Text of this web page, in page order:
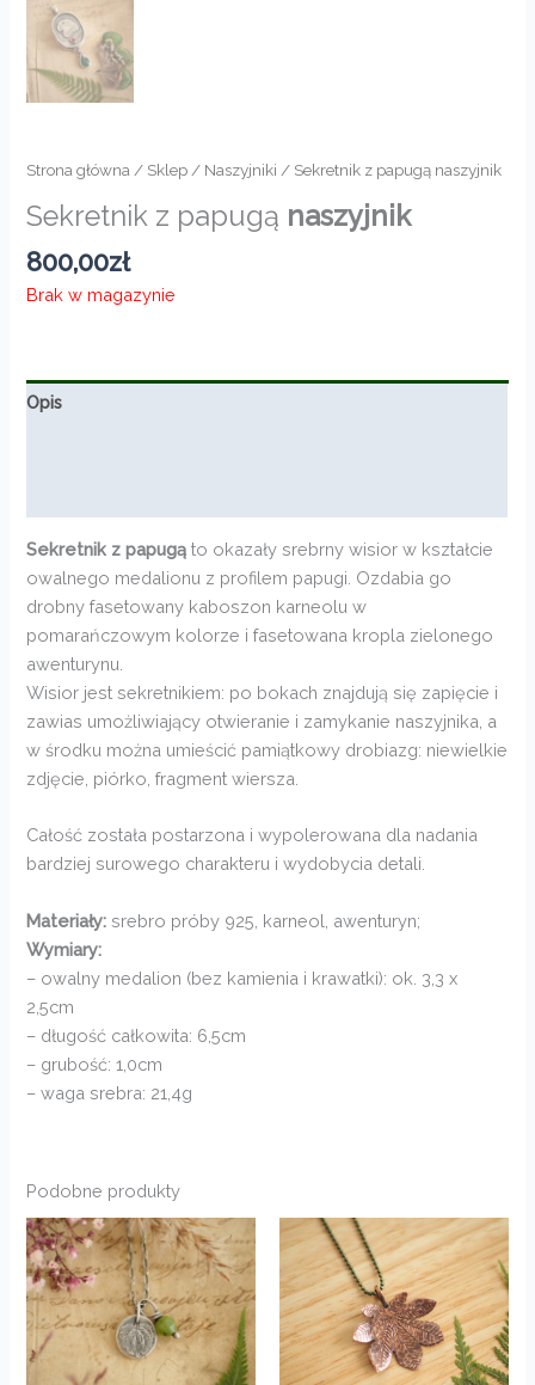
Strona główna / Sklep / Naszyjniki / Sekretnik z papugą naszyjnik
Sekretnik z papugą naszyjnik
800,00zł
Brak w magazynie
Opis
Sekretnik z papugą to okazały srebrny wisior w kształcie
owalnego medalionu z profilem papugi. Ozdabia go
drobny fasetowany kaboszon karneolu w
pomarańczowym kolorze i fasetowana kropla zielonego
awenturynu.
Wisior jest sekretnikiem: po bokach znajdują się zapięcie i
zawias umożliwiający otwieranie i zamykanie naszyjnika, a
w środku można umieścić pamiątkowy drobiazg: niewielkie
zdjęcie, piórko, fragment wiersza.
Całość została postarzona i wypolerowana dla nadania
bardziej surowego charakteru i wydobycia detali.
Materiały: srebro próby 925, karneol, awenturyn;
Wymiary:
– owalny medalion (bez kamienia i krawatki): ok. 3,3 x
2,5cm
– długość całkowita: 6,5cm
– grubość: 1,0cm
– waga srebra: 21,4g
Podobne produkty